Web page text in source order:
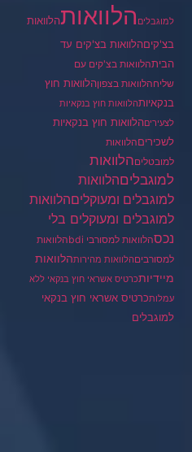
למוגבלים הלוואותהלוואות
בצ'קיםהלוואות בצ'קים עד
הביתהלוואות בצ'קים עם
שליחהלוואות בצפוןהלוואות חוץ
בנקאיותהלוואות חוץ בנקאיות
לצעיריםהלוואות חוץ בנקאיות
לשכיריםהלוואות
למובטליםהלוואות
למוגבליםהלוואות
למוגבלים ומעוקליםהלוואות
למוגבלים ומעוקלים בלי
נכסהלוואות למסורבי bdi
הלוואות
למסורביםהלוואות מהירותהלוואות
מיידיותכרטיס אשראי חוץ בנקאי ללא
עמלותכרטיס אשראי חוץ בנקאי
למוגבלים